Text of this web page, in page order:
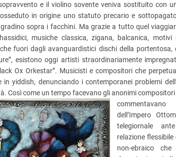
e il violino sovente veniva sostituito con
in origine uno statuto precario e
sopra i facchini. Ma grazie a tutto quel
musiche classica, zigana, balcanica, motivi
fuori dagli avanguardistici dischi della
esistono oggi artisti straordinariamente
Ox Orkestar”. Musicisti e compositori che
in yiddish, denunciando i contemporanei problemi
Così come un tempo facevano gli anonimi compositori
dell’Impero
telegiornale
relazione
non-ebraico